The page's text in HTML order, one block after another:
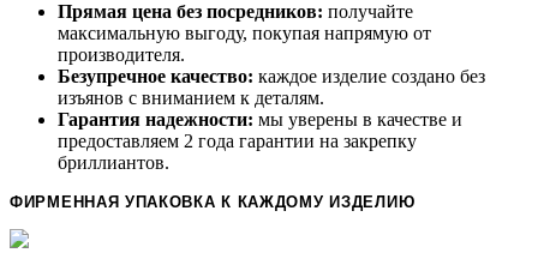
Прямая цена без посредников: получайте
максимальную выгоду, покупая напрямую от
производителя.
Безупречное качество: каждое изделие создано без
изъянов с вниманием к деталям.
Гарантия надежности: мы уверены в качестве и
предоставляем 2 года гарантии на закрепку
бриллиантов.
ФИРМЕННАЯ УПАКОВКА К КАЖДОМУ ИЗДЕЛИЮ